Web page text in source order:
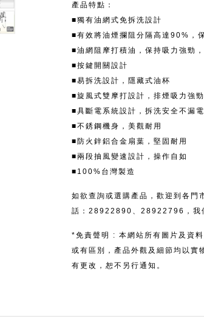
產品特點：
■獨有油網式免拆洗設計
■有效將油煙攔阻分隔高達90%，
■油網阻摩打積油，保持吸力強勁
■按鍵開關設計
■易拆洗設計，隱藏式油杯
■旋風式雙摩打設計，排煙吸力強勁
■具斷電系統設計，拆洗安全不漏電
■不銹鋼機身，美觀耐用
■防火鋅鋁合金扇葉，堅固耐用
■兩段抽風變速設計，操作自如
■100%台灣製造
如欲查詢或選購產品，歡迎到各門
話：28922890、28922796，我
*免責聲明 : 本網站所有圖片及資
或有區別，產品外觀及細節均以實
有更改，恕不另行通知。